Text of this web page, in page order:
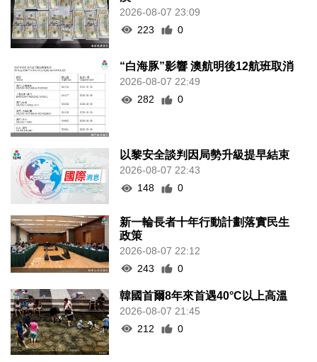
2026-08-07 23:09
223
0
“白海豚”影響 澳航明後12航班取消
2026-08-07 22:49
282
0
以黎安全談判因局勢升級提早結束
2026-08-07 22:43
148
0
新一輪長者十年行動計劃落實民生
政策
2026-08-07 22:12
243
0
韓國首爾8年來首遇40°C以上高溫
2026-08-07 21:45
212
0